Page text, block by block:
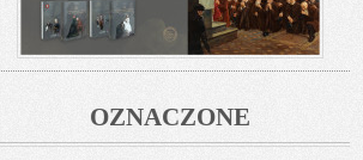
OZNACZONE